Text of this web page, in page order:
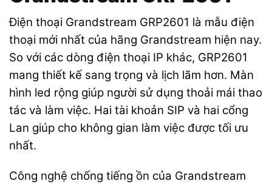
Điện thoại Grandstream GRP2601 là mẫu điện
thoại mới nhất của hãng Grandstream hiện nay.
So với các dòng điện thoại IP khác, GRP2601
mang thiết kế sang trọng và lịch lãm hơn. Màn
hình led rộng giúp người sử dụng thoải mái thao
tác và làm việc. Hai tài khoản SIP và hai cổng
Lan giúp cho không gian làm việc được tối ưu
nhất.
Công nghệ chống tiếng ồn của Grandstream